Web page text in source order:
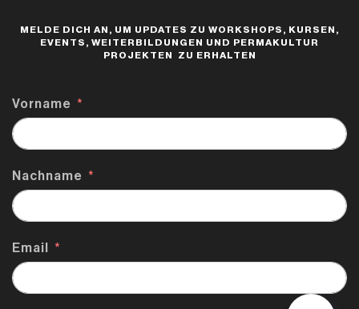
MELDE DICH AN, UM UPDATES ZU WORKSHOPS, KURSEN,
EVENTS, WEITERBILDUNGEN UND PERMAKULTUR
PROJEKTEN ZU ERHALTEN
Vorname
Nachname
Email